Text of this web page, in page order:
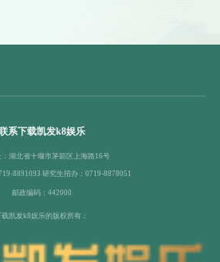
系下载凯发k8娱乐
：湖北省十堰市茅箭区上海路16号
8891093 研究生招办：0719-8878051
邮政编码：442000
载凯发k8娱乐的版权所有：